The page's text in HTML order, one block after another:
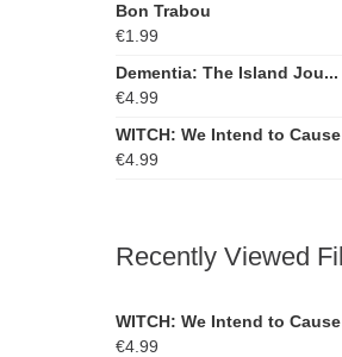
Bon Trabou
€1.99
Dementia: The Island Jou...
€4.99
WITCH: We Intend to
€4.99
Recently Viewed
WITCH: We Intend to
€4.99